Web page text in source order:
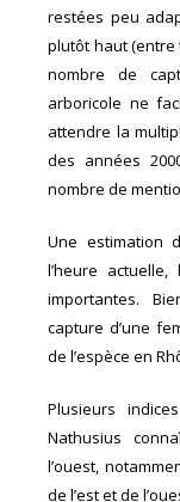
restées peu
plutôt haut (entre
nombre de
arboricole ne
attendre la
des années
nombre de
Une estimation
l’heure
importantes.
capture d’une
de l’espèce en
Plusieurs
Nathusius
l’ouest,
de l’est et de